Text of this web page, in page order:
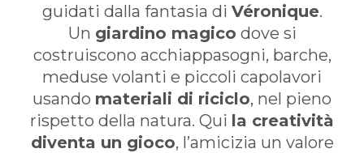
guidati dalla fantasia di Véronique.
Un giardino magico dove si
costruiscono acchiappasogni, barche,
meduse volanti e piccoli capolavori
usando materiali di riciclo, nel pieno
rispetto della natura. Qui la creatività
diventa un gioco, l’amicizia un valore